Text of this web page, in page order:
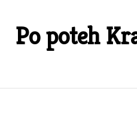
contentPo poteh